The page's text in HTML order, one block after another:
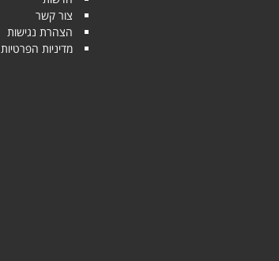
צור קשר
הצהרת נגישות
מדיניות הפרטיות